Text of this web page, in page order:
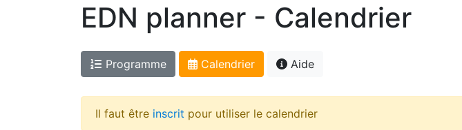
EDN planner - Calendrier
Programme Calendrier Aide
Il faut être inscrit pour utiliser le calendrier